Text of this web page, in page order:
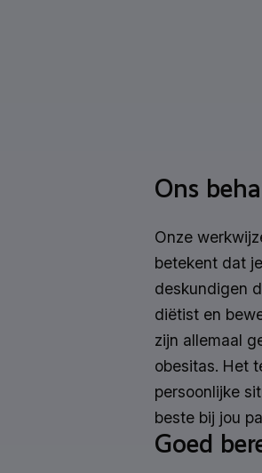
Ons
Onze
betekent dat
deskundigen
diëtist en
zijn allemaal
obesitas. Het
persoonlijke
beste bij jou
Goed